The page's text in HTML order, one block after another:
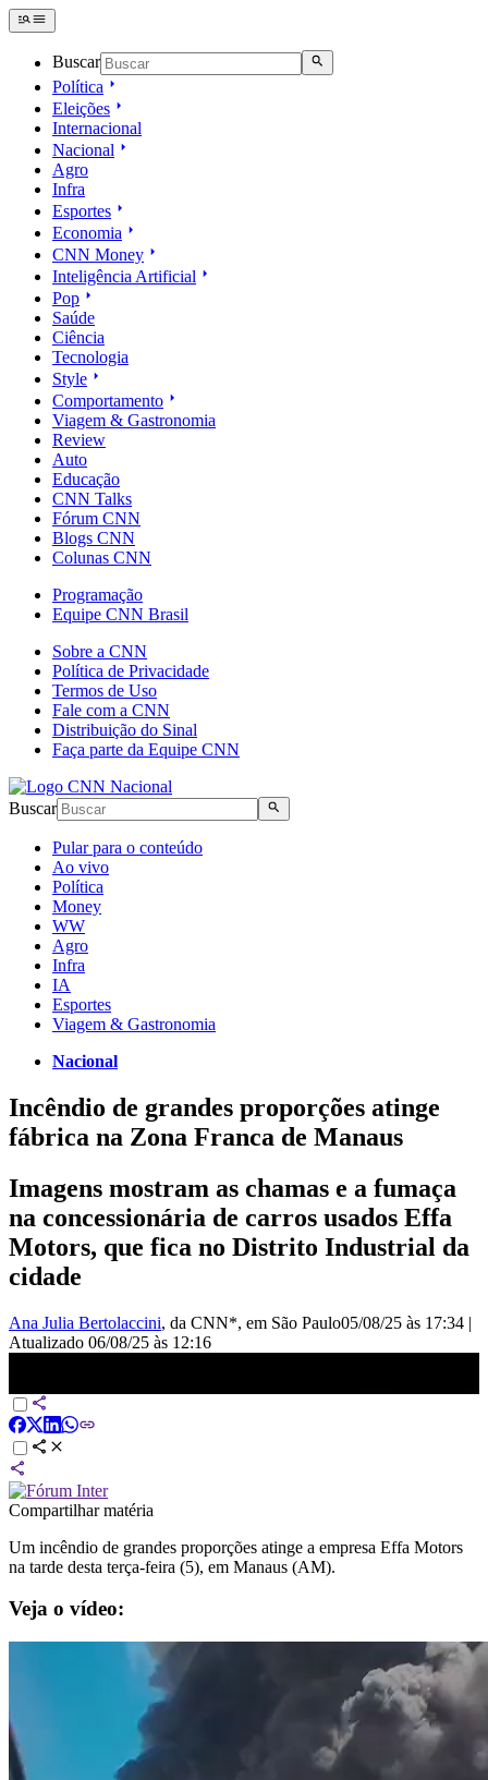
Buscar
Política
Eleições
Internacional
Nacional
Agro
Infra
Esportes
Economia
CNN Money
Inteligência Artificial
Pop
Saúde
Ciência
Tecnologia
Style
Comportamento
Viagem & Gastronomia
Review
Auto
Educação
CNN Talks
Fórum CNN
Blogs CNN
Colunas CNN
Programação
Equipe CNN Brasil
Sobre a CNN
Política de Privacidade
Termos de Uso
Fale com a CNN
Distribuição do Sinal
Faça parte da Equipe CNN
Buscar
Pular para o conteúdo
Ao vivo
Política
Money
WW
Agro
Infra
IA
Esportes
Viagem & Gastronomia
Nacional
Incêndio de grandes proporções atinge
fábrica na Zona Franca de Manaus
Imagens mostram as chamas e a fumaça
na concessionária de carros usados Effa
Motors, que fica no Distrito Industrial da
cidade
Ana Julia Bertolaccini, da CNN*, em São Paulo05/08/25 às 17:34 |
Atualizado 06/08/25 às 12:16
Compartilhar matéria
Um incêndio de grandes proporções atinge a empresa Effa Motors
na tarde desta terça-feira (5), em Manaus (AM).
Veja o vídeo: